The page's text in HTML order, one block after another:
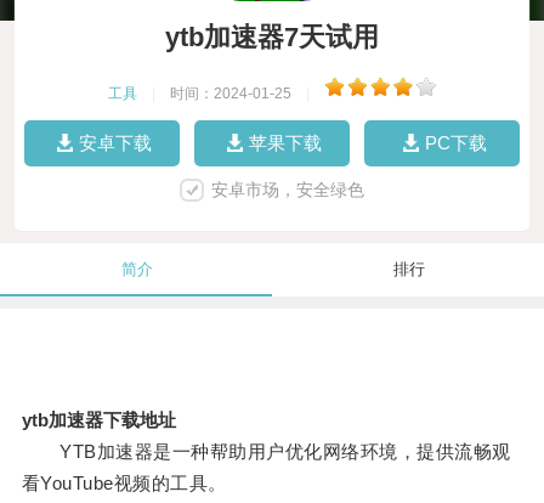
ytb加速器7天试用
工具 时间：2024-01-25
安卓下载 苹果下载 PC下载
安卓市场，安全绿色
简介 排行
ytb加速器下载地址
YTB加速器是一种帮助用户优化网络环境，提供流畅观
看YouTube视频的工具。